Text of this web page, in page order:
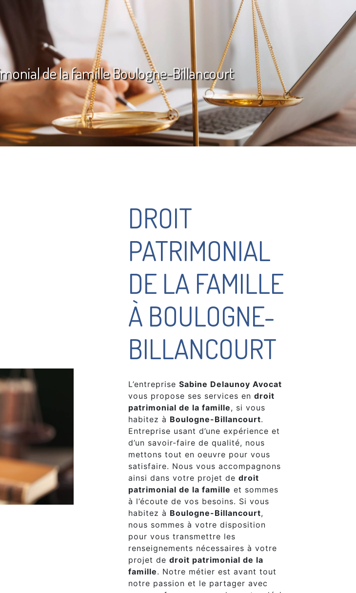
de la famille Boulogne-Billancourt
DROIT
PATRIMONIAL
DE LA FAMILLE
À BOULOGNE-
BILLANCOURT
L’entreprise Sabine Delaunoy Avocat
vous propose ses services en droit
patrimonial de la famille, si vous
habitez à Boulogne-Billancourt.
Entreprise usant d’une expérience et
d’un savoir-faire de qualité, nous
mettons tout en oeuvre pour vous
satisfaire. Nous vous accompagnons
ainsi dans votre projet de droit
patrimonial de la famille et sommes
à l’écoute de vos besoins. Si vous
habitez à Boulogne-Billancourt,
nous sommes à votre disposition
pour vous transmettre les
renseignements nécessaires à votre
projet de droit patrimonial de la
famille. Notre métier est avant tout
notre passion et le partager avec